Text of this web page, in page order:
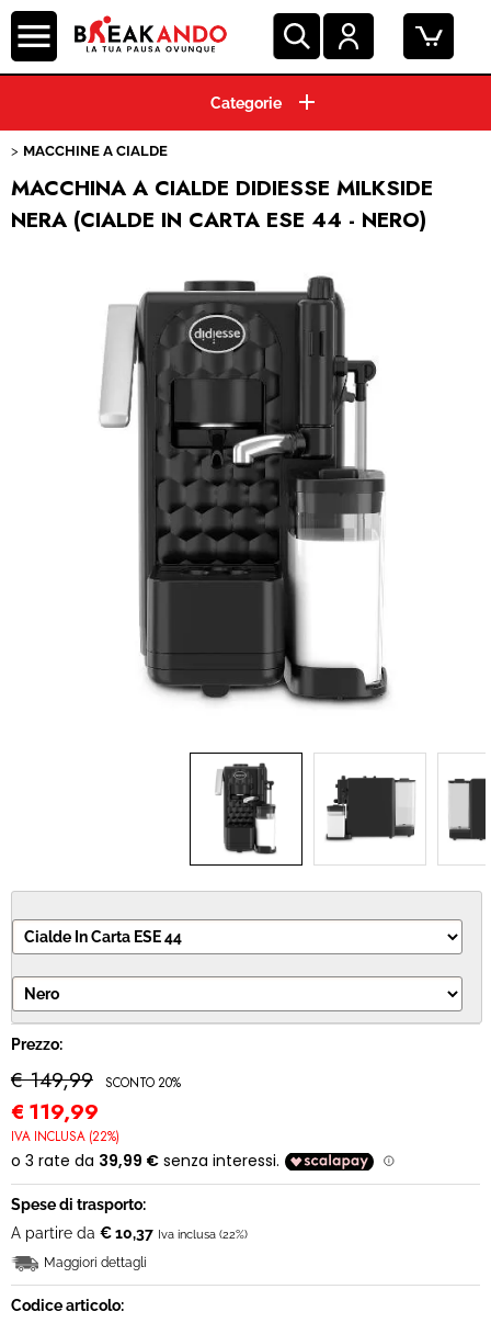
HOME
CAPSULE CAFFE'
GRANI E MACINATO
BEVANDE E SOLUBILI
PRODOTTI HO.RE.CA.
ACCESSORI
IDEA REGALO
RICAMBI
CANCELLERIA
NOVITÀ
MODULO RECESSO
MACCHINE A CIALDE
MACCHINA A CIALDE DIDIESSE MILKSIDE
NERA (CIALDE IN CARTA ESE 44 - NERO)
Prezzo:
€ 149,99 SCONTO 20%
€ 119,99
IVA INCLUSA (22%)
Spese di trasporto:
A partire da € 10,37 Iva inclusa (22%)
Maggiori dettagli
Codice articolo: